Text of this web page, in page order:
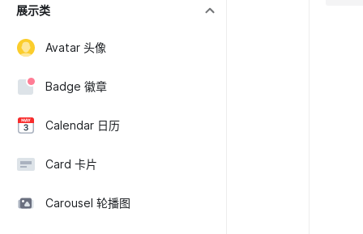
展示类
Avatar 头像
Badge 徽章
Calendar 日历
Card 卡片
Carousel 轮播图